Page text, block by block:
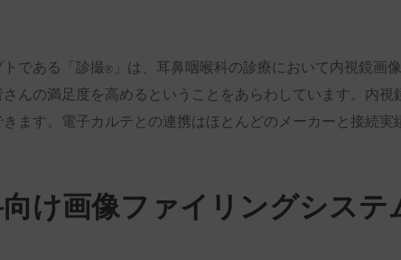
である「診撮®」は、耳鼻咽喉科の診療において内視鏡画
んの満足度を高めるということをあらわしています。内
ます。電子カルテとの連携はほとんどのメーカーと接続実
け画像ファイリングシス